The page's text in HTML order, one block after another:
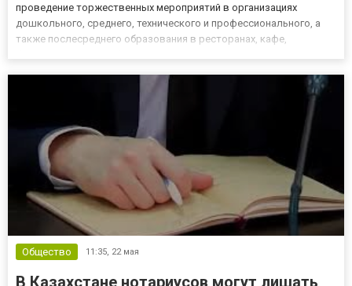
проведение торжественных мероприятий в организациях
дошкольного, среднего, технического и профессионального, а
также послесреднего образования в ресторанах, кафе,
Общество 11:35, 22 мая
В Казахстане нотариусов могут лишать